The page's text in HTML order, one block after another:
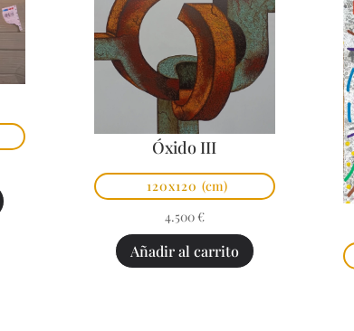
Óxido III
120x120 (cm)
4.500 €
Añadir al carrito